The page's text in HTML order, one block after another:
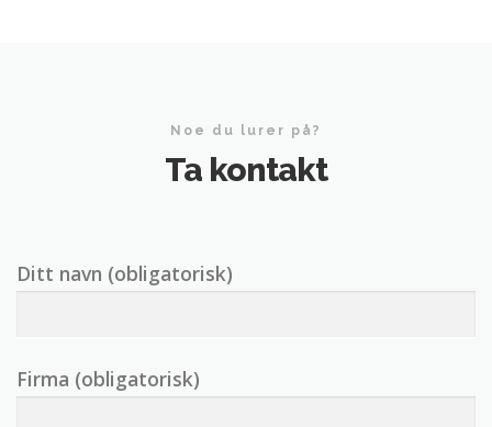
Noe du lurer på?
Ta kontakt
Ditt navn (obligatorisk)
Firma (obligatorisk)